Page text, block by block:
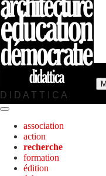
D I D A T T I C A
association
action
recherche
formation
édition